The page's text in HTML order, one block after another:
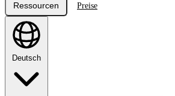
Ressourcen Preise
Deutsch